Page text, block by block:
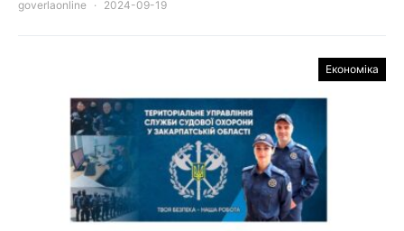
goverlaonline 2024-09-19
Економіка